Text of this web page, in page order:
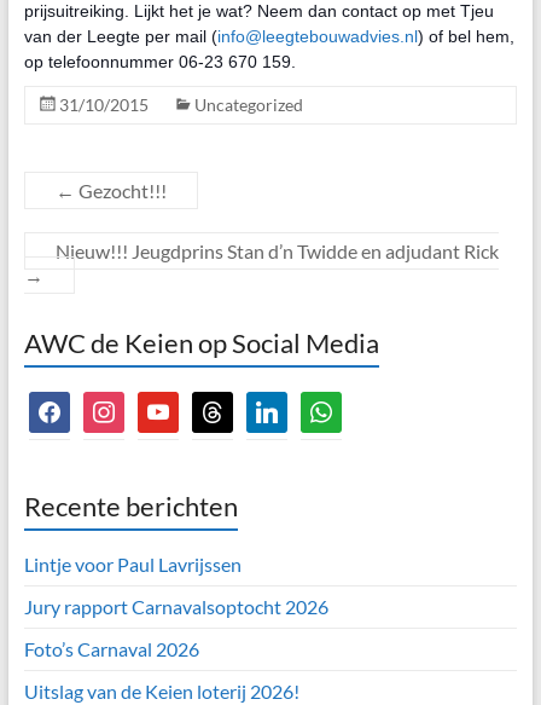
prijsuitreiking. Lijkt het je wat? Neem dan contact op met Tjeu
van der Leegte per mail (info@leegtebouwadvies.nl) of bel hem,
op telefoonnummer 06-23 670 159.
31/10/2015 Uncategorized
← Gezocht!!!
Nieuw!!! Jeugdprins Stan d’n Twidde en adjudant Rick
→
AWC de Keien op Social Media
facebookinstagramyoutubethreads linkedinwhatsapp
Recente berichten
Lintje voor Paul Lavrijssen
Jury rapport Carnavalsoptocht 2026
Foto’s Carnaval 2026
Uitslag van de Keien loterij 2026!